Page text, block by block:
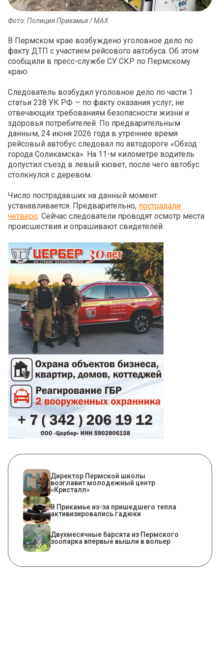
Фото: Полиция Прикамья / МАХ
В Пермском крае возбуждено уголовное дело по
факту ДТП с участием рейсового автобуса. Об этом
сообщили в пресс-службе СУ СКР по Пермскому
краю.
Следователь возбудил уголовное дело по части 1
статьи 238 УК РФ — по факту оказания услуг, не
отвечающих требованиям безопасности жизни и
здоровья потребителей. По предварительным
данным, 24 июня 2026 года в утреннее время
рейсовый автобус следовал по автодороге «Обход
города Соликамска». На 11-м километре водитель
допустил съезд в левый кювет, после чего автобус
столкнулся с деревом.
Число пострадавших на данный момент
устанавливается. Предварительно, пострадали
четверо. Сейчас следователи проводят осмотр места
происшествия и опрашивают свидетелей.
​Директор Пермской школы
возглавит молодежный центр
«Кристалл»
​В Прикамье из-за пришедшего тепла
активизировались гадюки
Двухмесячные барсята из Пермского
зоопарка впервые вышли в вольер